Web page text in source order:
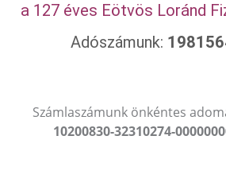
a 127 éves Eötvös Loránd
Adószámunk:
Számlaszámunk önkéntes
10200830-32310274-